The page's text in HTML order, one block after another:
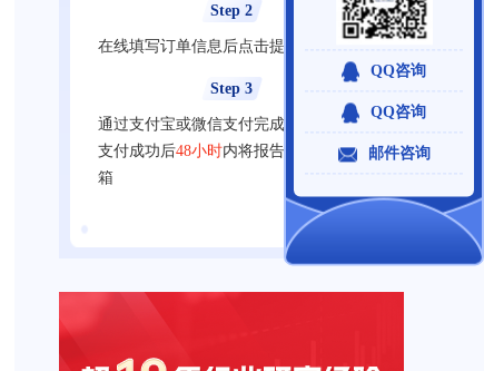
QQ咨询
QQ咨询
邮件咨询
Step 2
在线填写订单信息后点击提交订单
Step 3
通过支付宝或微信支付完成在线支付，
支付成功后48小时内将报告发送至您邮
箱